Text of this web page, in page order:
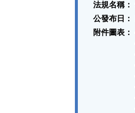
法規名稱：
公發布日：
附件圖表：